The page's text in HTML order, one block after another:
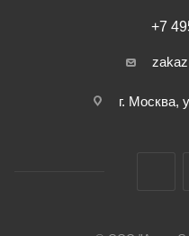
+7
г. Москва,